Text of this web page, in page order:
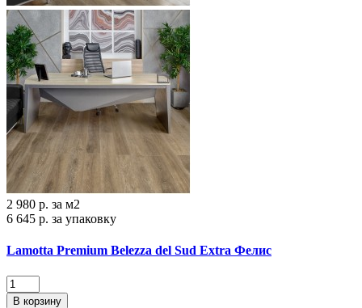
2 980 р. за м2
6 645 р. за упаковку
Lamotta Premium Belezza del Sud Extra Фелис
В корзину